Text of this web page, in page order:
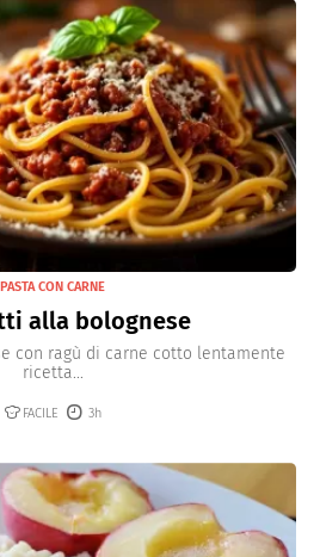
PASTA CON CARNE
alla bolognese
con ragù di carne cotto lentamente
ricetta...
FACILE 3h